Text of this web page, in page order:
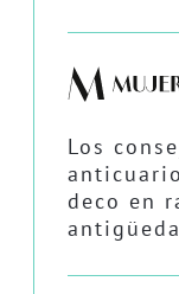
Los
deco en